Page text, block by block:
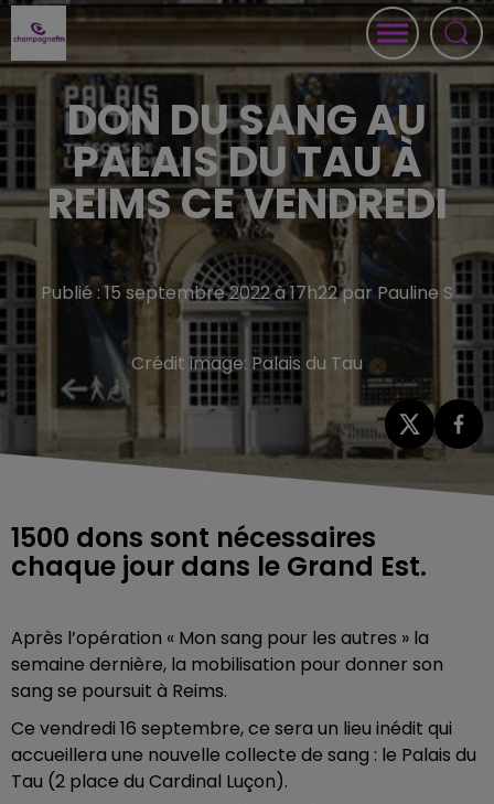
DON DU SANG AU
PALAIS DU TAU À
REIMS CE VENDREDI
Publié : 15 septembre 2022 à 17h22 par Pauline S
Crédit image: Palais du Tau
1500 dons sont nécessaires
chaque jour dans le Grand Est.
Après l’opération « Mon sang pour les autres » la
semaine dernière, la mobilisation pour donner son
sang se poursuit à Reims.
Ce vendredi 16 septembre, ce sera un lieu inédit qui
accueillera une nouvelle collecte de sang : le Palais du
Tau (2 place du Cardinal Luçon).